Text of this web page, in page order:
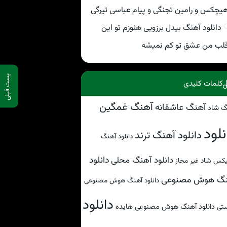
پست قبلی
و رامین تجنگی و پیام عباسی تیرگی
دانلود آهنگ بیدل برزویی هنوزم تو این
من عشق تو کم نمیشه
کلمات کلیدی
شادآهنگ عاشقانهآهنگ غمگین
دانلود آهنگ ترند دانلود آهنگ
شاد غیر مجاز دانلود آهنگ محلیدانلود
هوش مصنوعی دانلود آهنگ هوش مصنوعی
دانلود آهنگ هوش مصنوعی هایده دانلود